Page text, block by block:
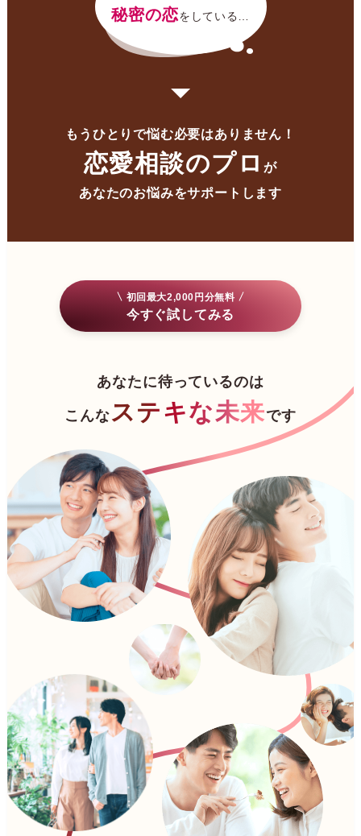
秘密の恋をしている…
もうひとりで悩む必要はありません！
恋愛相談のプロが
あなたのお悩みをサポートします
初回最大2,000円分無料
今すぐ試してみる
あなたに待っているのは
こんなステキな未来です